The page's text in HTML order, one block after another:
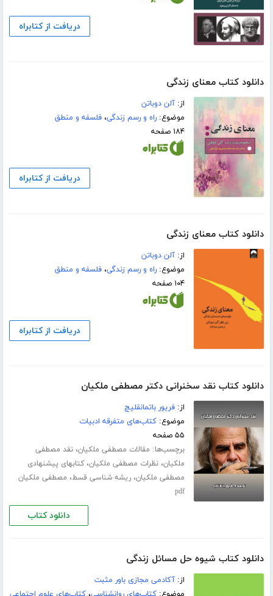
دریافت از کتابراه
دانلود کتاب معنای زندگی
از:آلن دوباتن
موضوع:راه و رسم زندگی،فلسفه و منطق
۱۸۴ صفحه
دریافت از کتابراه
دانلود کتاب معنای زندگی
از:آلن دوباتن
موضوع:راه و رسم زندگی،فلسفه و منطق
۱۰۴ صفحه
دریافت از کتابراه
دانلود کتاب نقد سخنرانی دکتر مصطفی ملکیان
از:فریور باتمانقلیچ
موضوع:کتاب‌های متفرقه ادبیات
۵۵ صفحه
برچسب‌ها: مقالات مصطفی ملکیان،نقد مصطفی
ملکیان،نظرات مصطفی ملکیان،کتابهای پیشنهادی
مصطفی ملکیان،ریشه شناسی قسط، مصطفی ملکیان
pdf
دانلود کتاب
دانلود کتاب شیوه حل مسائل زندگی
از:آکادمی مجازی باور مثبت